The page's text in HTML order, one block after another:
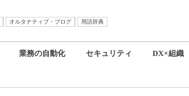
オルタナティブ・ブログ
用語辞典
業務の自動化 セキュリティ DX×組織